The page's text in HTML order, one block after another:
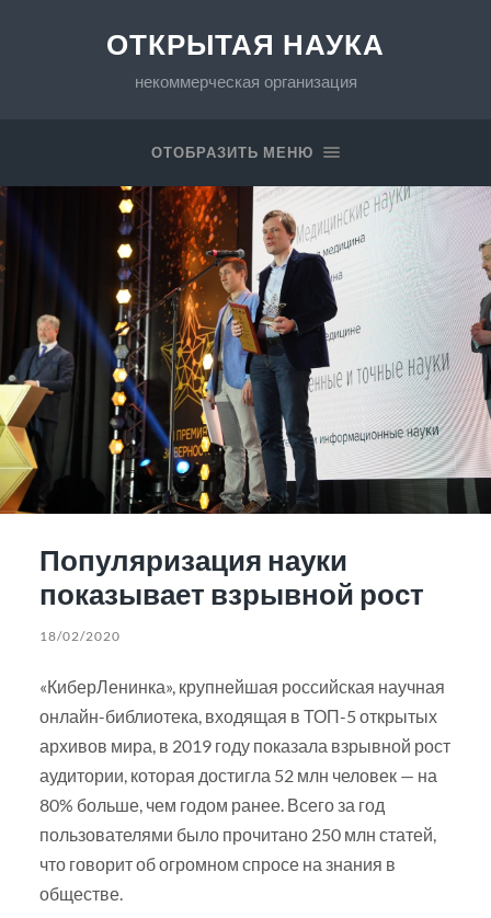
ОТКРЫТАЯ НАУКА
некоммерческая организация
ОТОБРАЗИТЬ МЕНЮ
Популяризация науки
показывает взрывной рост
18/02/2020
«КиберЛенинка», крупнейшая российская научная
онлайн-библиотека, входящая в ТОП-5 открытых
архивов мира, в 2019 году показала взрывной рост
аудитории, которая достигла 52 млн человек — на
80% больше, чем годом ранее. Всего за год
пользователями было прочитано 250 млн статей,
что говорит об огромном спросе на знания в
обществе.